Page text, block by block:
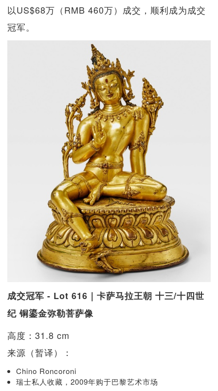
以US$68万（RMB 460万）成交，顺利成为成交
冠军。
成交冠军 - Lot 616｜卡萨马拉王朝 十三/十四世
纪 铜鎏金弥勒菩萨像
高度：31.8 cm
来源（暂译）：
Chino Roncoroni
瑞士私人收藏，2009年购于巴黎艺术市场